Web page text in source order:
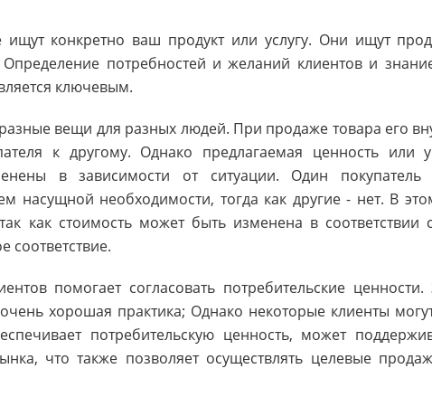
конкретно ваш продукт или услугу. Они ищут
потребностей и желаний клиентов и
ключевым.
вещи для разных людей. При продаже товара его
к другому. Однако предлагаемая ценность или
в зависимости от ситуации. Один покупатель
насущной необходимости, тогда как другие - нет. В
как стоимость может быть изменена в
соответствие.
помогает согласовать потребительские ценности.
хорошая практика; Однако некоторые клиенты
потребительскую ценность, может
что также позволяет осуществлять целевые